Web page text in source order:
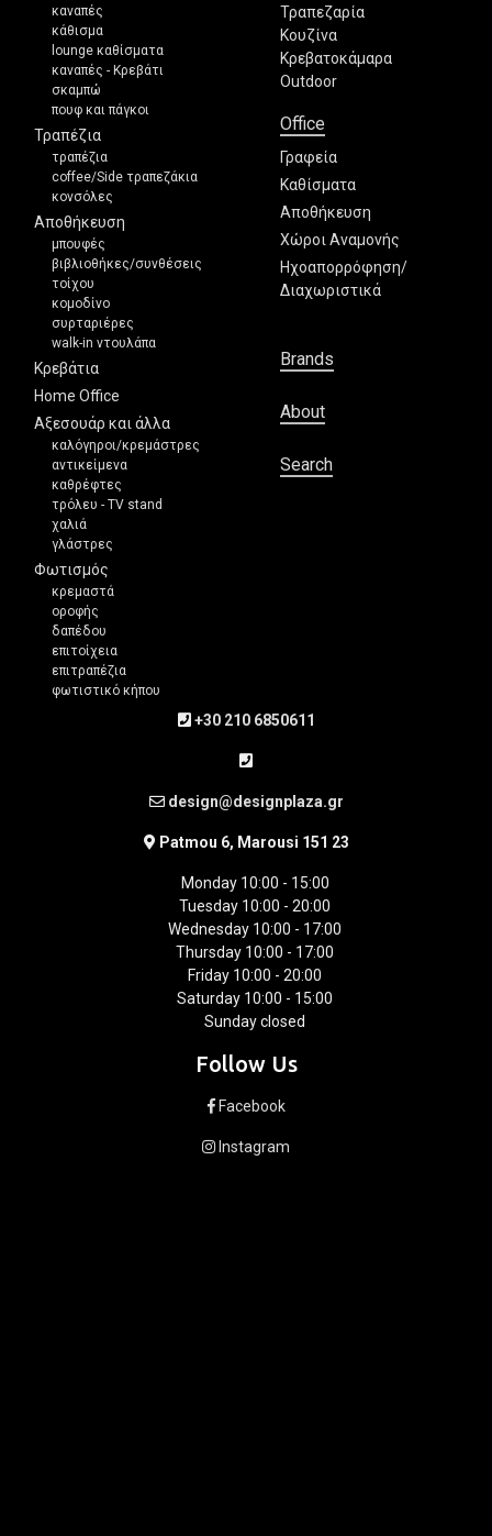
καναπές
κάθισμα
lounge καθίσματα
καναπές - Κρεβάτι
σκαμπώ
πουφ και πάγκοι
Τραπέζια
τραπέζια
coffee/Side τραπεζάκια
κονσόλες
Αποθήκευση
μπουφές
βιβλιοθήκες/συνθέσεις
τοίχου
κομοδίνο
συρταριέρες
walk-in ντουλάπα
Κρεβάτια
Home Office
Αξεσουάρ και άλλα
καλόγηροι/κρεμάστρες
αντικείμενα
καθρέφτες
τρόλευ - TV stand
χαλιά
γλάστρες
Φωτισμός
κρεμαστά
οροφής
δαπέδου
επιτοίχεια
επιτραπέζια
φωτιστικό κήπου
Τραπεζαρία
Κουζίνα
Κρεβατοκάμαρα
Outdoor
Office
Γραφεία
Καθίσματα
Αποθήκευση
Χώροι Αναμονής
Ηχοαπορρόφηση/
Διαχωριστικά
Brands
About
Search
+30 210 6850611
design@designplaza.gr
Patmou 6, Marousi 151 23
Monday 10:00 - 15:00
Tuesday 10:00 - 20:00
Wednesday 10:00 - 17:00
Thursday 10:00 - 17:00
Friday 10:00 - 20:00
Saturday 10:00 - 15:00
Sunday closed
Follow Us
Facebook
Instagram